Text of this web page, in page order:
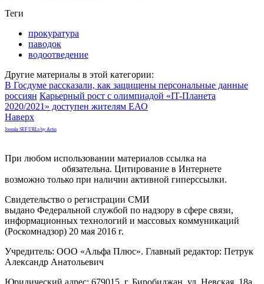
Теги
прокуратура
паводок
водоотведение
Другие материалы в этой категории:
В Госдуме рассказали, как защищены персональные данные
россиян Карьерный рост с олимпиадой «IT-Планета
2020/2021» доступен жителям ЕАО
Наверх
Joomla SEF URLs by Artio
При любом использовании материалов ссылка на
обязательна. Цитирование в Интернете
возможно только при наличии активной гиперссылки.
Свидетельство о регистрации СМИ
выдано Федеральной службой по надзору в сфере связи,
информационных технологий и массовых коммуникаций
(Роскомнадзор) 20 мая 2016 г.
Учредитель: ООО «Альфа Плюс». Главный редактор: Петрук
Александр Анатольевич
Юридический адрес: 679015, г. Биробиджан, ул. Невская, 18а,